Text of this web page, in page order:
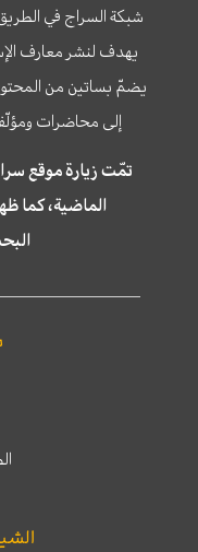
شبكة السراج في الطريق
يهدف لنشر معارف
يضمّ بساتين من
إلى محاضرات
الماضية، كما